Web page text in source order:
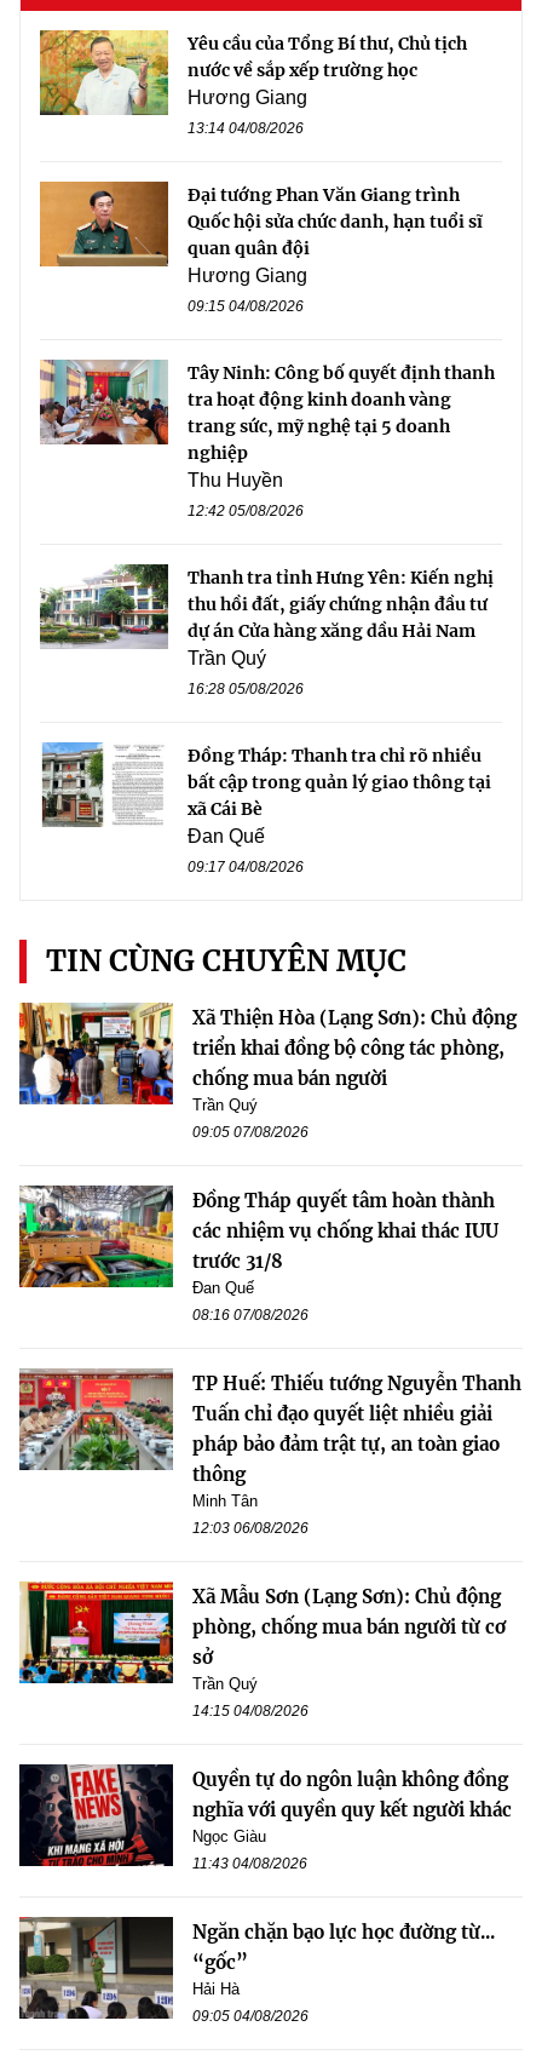
Yêu cầu của Tổng Bí thư, Chủ tịch
nước về sắp xếp trường học
Hương Giang
13:14 04/08/2026
Đại tướng Phan Văn Giang trình
Quốc hội sửa chức danh, hạn tuổi sĩ
quan quân đội
Hương Giang
09:15 04/08/2026
Tây Ninh: Công bố quyết định thanh
tra hoạt động kinh doanh vàng
trang sức, mỹ nghệ tại 5 doanh
nghiệp
Thu Huyền
12:42 05/08/2026
Thanh tra tỉnh Hưng Yên: Kiến nghị
thu hồi đất, giấy chứng nhận đầu tư
dự án Cửa hàng xăng dầu Hải Nam
Trần Quý
16:28 05/08/2026
Đồng Tháp: Thanh tra chỉ rõ nhiều
bất cập trong quản lý giao thông tại
xã Cái Bè
Đan Quế
09:17 04/08/2026
TIN CÙNG CHUYÊN MỤC
Xã Thiện Hòa (Lạng Sơn): Chủ động
triển khai đồng bộ công tác phòng,
chống mua bán người
Trần Quý
09:05 07/08/2026
Đồng Tháp quyết tâm hoàn thành
các nhiệm vụ chống khai thác IUU
trước 31/8
Đan Quế
08:16 07/08/2026
TP Huế: Thiếu tướng Nguyễn Thanh
Tuấn chỉ đạo quyết liệt nhiều giải
pháp bảo đảm trật tự, an toàn giao
thông
Minh Tân
12:03 06/08/2026
Xã Mẫu Sơn (Lạng Sơn): Chủ động
phòng, chống mua bán người từ cơ
sở
Trần Quý
14:15 04/08/2026
Quyền tự do ngôn luận không đồng
nghĩa với quyền quy kết người khác
Ngọc Giàu
11:43 04/08/2026
Ngăn chặn bạo lực học đường từ...
“gốc”
Hải Hà
09:05 04/08/2026